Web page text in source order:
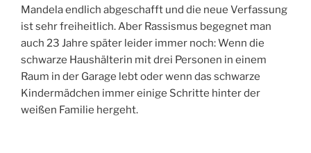
Mandela endlich abgeschafft und die neue Verfassung
ist sehr freiheitlich. Aber Rassismus begegnet man
auch 23 Jahre später leider immer noch: Wenn die
schwarze Haushälterin mit drei Personen in einem
Raum in der Garage lebt oder wenn das schwarze
Kindermädchen immer einige Schritte hinter der
weißen Familie hergeht.